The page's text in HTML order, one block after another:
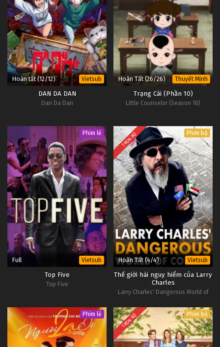
Hoàn tất (12/12) Vietsub
DAN DA DAN
Dan Da Dan
Hoàn Tất (26/26) Thuyết Minh
Trạng Cãi (Phần 10)
Little Counselor (Season 10)
Phim lẻ
Full Vietsub
Top Five
Top Five
TRỌN BỘ Phim bộ
Hoàn Tất (4/4) Vietsub
Thế giới hài nguy hiểm của Larry
Charles
Larry Charles' Dangerous World of
Phim lẻ
TRỌN BỘ Phim bộ